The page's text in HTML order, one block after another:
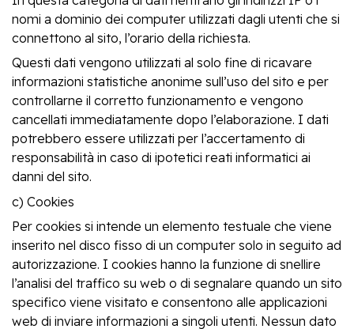
nomi a dominio dei computer utilizzati dagli utenti che si
connettono al sito, l’orario della richiesta.
Questi dati vengono utilizzati al solo fine di ricavare
informazioni statistiche anonime sull’uso del sito e per
controllarne il corretto funzionamento e vengono
cancellati immediatamente dopo l’elaborazione. I dati
potrebbero essere utilizzati per l’accertamento di
responsabilità in caso di ipotetici reati informatici ai
danni del sito.
c) Cookies
Per cookies si intende un elemento testuale che viene
inserito nel disco fisso di un computer solo in seguito ad
autorizzazione. I cookies hanno la funzione di snellire
l’analisi del traffico su web o di segnalare quando un sito
specifico viene visitato e consentono alle applicazioni
web di inviare informazioni a singoli utenti. Nessun dato